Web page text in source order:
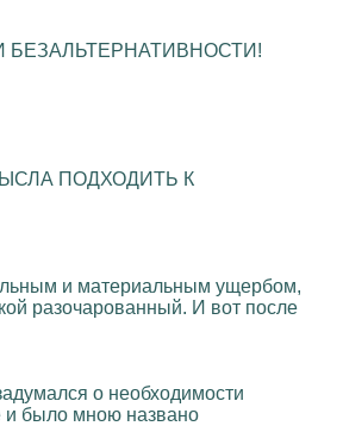
ПОДХОДИТЬ К
и материальным ущербом,
разочарованный. И вот после
о необходимости
и было мною названо